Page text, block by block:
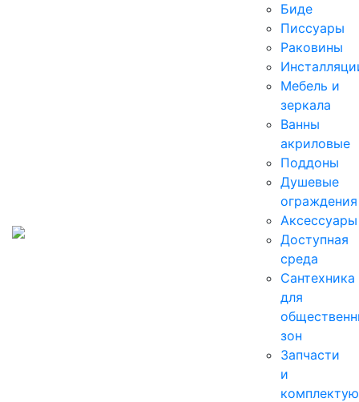
Биде
Писсуары
Раковины
Мебель и
зеркала
Ванны
акриловые
Поддоны
Душевые
ограждения
Аксессуары
Доступная
среда
Cантехника
для
зон
Запчасти
и